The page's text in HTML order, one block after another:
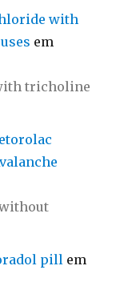
with
em
tricholine
pill em